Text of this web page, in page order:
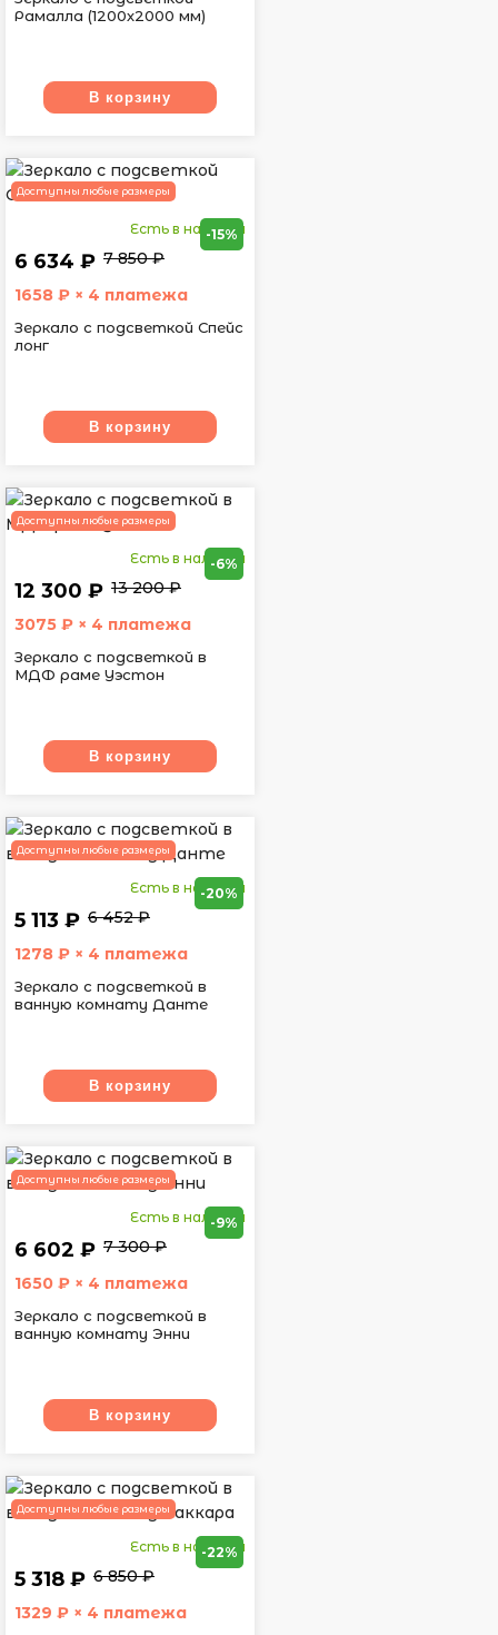
Рамалла (1200х2000 мм)
В корзину
Доступны любые размеры
Есть в наличии
6 634 ₽ 7 850 ₽
-15%
1658 ₽ × 4 платежа
Зеркало с подсветкой Спейс
лонг
В корзину
Доступны любые размеры
Есть в наличии
12 300 ₽ 13 200 ₽
-6%
3075 ₽ × 4 платежа
Зеркало с подсветкой в
МДФ раме Уэстон
В корзину
Доступны любые размеры
Есть в наличии
5 113 ₽ 6 452 ₽
-20%
1278 ₽ × 4 платежа
Зеркало с подсветкой в
ванную комнату Данте
В корзину
Доступны любые размеры
Есть в наличии
6 602 ₽ 7 300 ₽
-9%
1650 ₽ × 4 платежа
Зеркало с подсветкой в
ванную комнату Энни
В корзину
Доступны любые размеры
Есть в наличии
5 318 ₽ 6 850 ₽
-22%
1329 ₽ × 4 платежа